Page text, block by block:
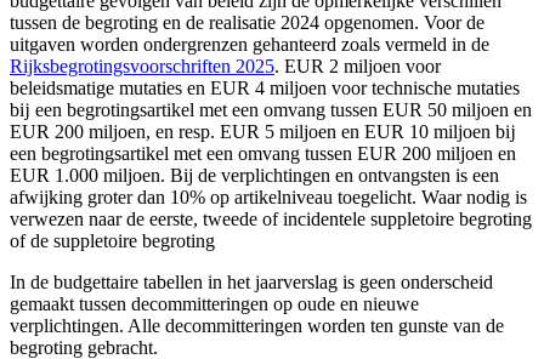
tussen de begroting en de realisatie 2024 opgenomen. Voor de
uitgaven worden ondergrenzen gehanteerd zoals vermeld in de
Rijksbegrotingsvoorschriften 2025. EUR 2 miljoen voor
beleidsmatige mutaties en EUR 4 miljoen voor technische mutaties
bĳ een begrotingsartikel met een omvang tussen EUR 50 miljoen en
EUR 200 miljoen, en resp. EUR 5 miljoen en EUR 10 miljoen bĳ
een begrotingsartikel met een omvang tussen EUR 200 miljoen en
EUR 1.000 miljoen. Bij de verplichtingen en ontvangsten is een
afwijking groter dan 10% op artikelniveau toegelicht. Waar nodig is
verwezen naar de eerste, tweede of incidentele suppletoire begroting
of de suppletoire begroting
In de budgettaire tabellen in het jaarverslag is geen onderscheid
gemaakt tussen decommitteringen op oude en nieuwe
verplichtingen. Alle decommitteringen worden ten gunste van de
begroting gebracht.